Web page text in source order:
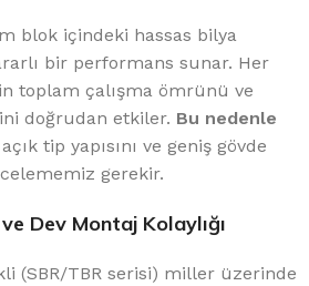
blok içindeki hassas bilya
bir performans sunar. Her
toplam çalışma ömrünü ve
doğrudan etkiler. Bu nedenle
tip yapısını ve geniş gövde
gerekir.
Dev Montaj Kolaylığı
(SBR/TBR serisi) miller üzerinde